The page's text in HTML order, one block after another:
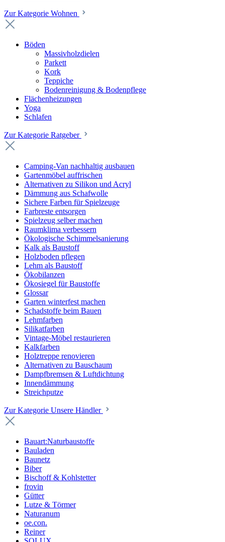
Zur Kategorie Wohnen
Böden
Massivholzdielen
Parkett
Kork
Teppiche
Bodenreinigung & Bodenpflege
Flächenheizungen
Yoga
Schlafen
Zur Kategorie Ratgeber
Camping-Van nachhaltig ausbauen
Gartenmöbel auffrischen
Alternativen zu Silikon und Acryl
Dämmung aus Schafwolle
Sichere Farben für Spielzeuge
Farbreste entsorgen
Spielzeug selber machen
Raumklima verbessern
Ökologische Schimmelsanierung
Kalk als Baustoff
Holzboden pflegen
Lehm als Baustoff
Ökobilanzen
Ökosiegel für Baustoffe
Glossar
Garten winterfest machen
Schadstoffe beim Bauen
Lehmfarben
Silikatfarben
Vintage-Möbel restaurieren
Kalkfarben
Holztreppe renovieren
Alternativen zu Bauschaum
Dampfbremsen & Luftdichtung
Innendämmung
Streichputze
Zur Kategorie Unsere Händler
Bauart:Naturbaustoffe
Bauladen
Baunetz
Biber
Bischoff & Kohlstetter
frovin
Gütter
Lutze & Törmer
Naturanum
oe.con.
Reiner